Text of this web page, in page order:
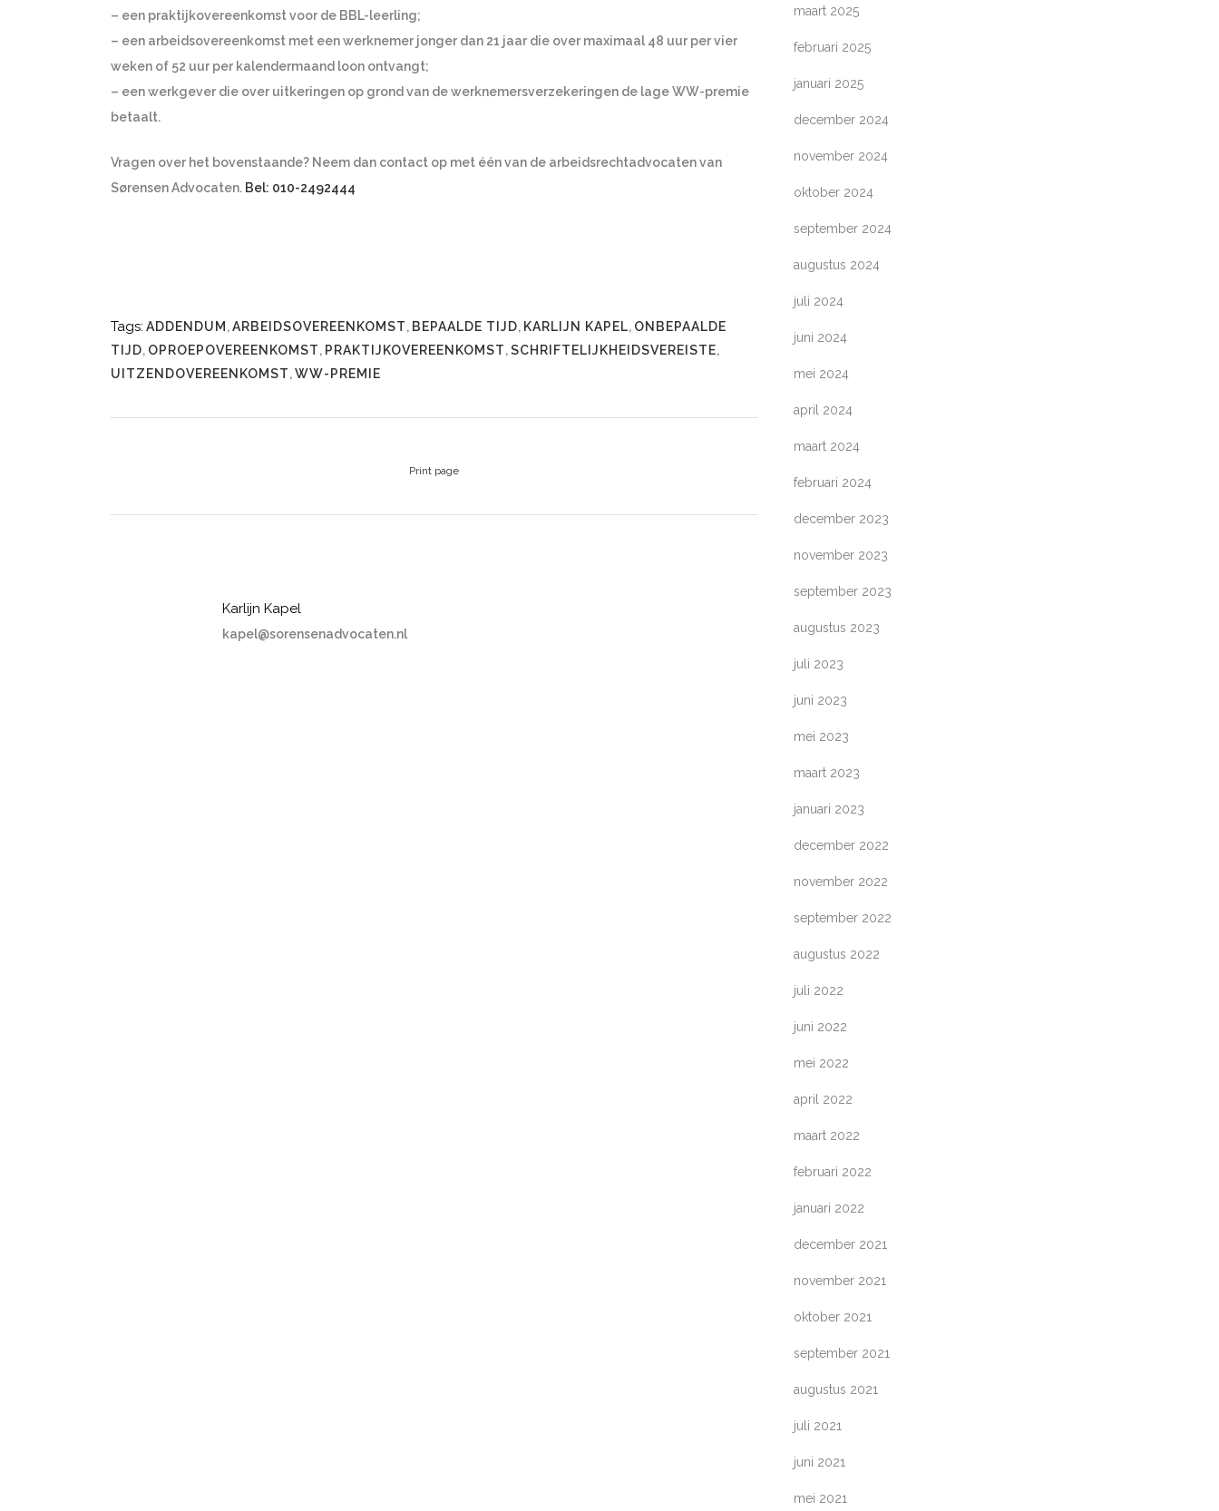
– een praktijkovereenkomst voor de BBL-leerling;
– een arbeidsovereenkomst met een werknemer jonger dan 21 jaar die over maximaal 48 uur per vier
weken of 52 uur per kalendermaand loon ontvangt;
– een werkgever die over uitkeringen op grond van de werknemersverzekeringen de lage WW-premie
betaalt.
Vragen over het bovenstaande? Neem dan contact op met één van de arbeidsrechtadvocaten van
Sørensen Advocaten. Bel: 010-2492444
Tags: ADDENDUM,ARBEIDSOVEREENKOMST, BEPAALDE TIJD, KARLIJN KAPEL, ONBEPAALDE
TIJD, OPROEPOVEREENKOMST, PRAKTIJKOVEREENKOMST,SCHRIFTELIJKHEIDSVEREISTE,
UITZENDOVEREENKOMST,WW-PREMIE
Print page
Karlijn Kapel
kapel@sorensenadvocaten.nl
maart 2025
februari 2025
januari 2025
december 2024
november 2024
oktober 2024
september 2024
augustus 2024
juli 2024
juni 2024
mei 2024
april 2024
maart 2024
februari 2024
december 2023
november 2023
september 2023
augustus 2023
juli 2023
juni 2023
mei 2023
maart 2023
januari 2023
december 2022
november 2022
september 2022
augustus 2022
juli 2022
juni 2022
mei 2022
april 2022
maart 2022
februari 2022
januari 2022
december 2021
november 2021
oktober 2021
september 2021
augustus 2021
juli 2021
juni 2021
mei 2021